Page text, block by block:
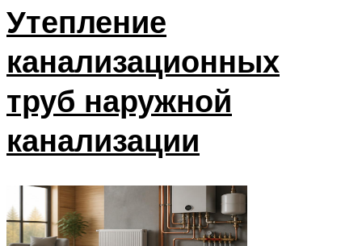
Утепление
канализационных
труб наружной
канализации